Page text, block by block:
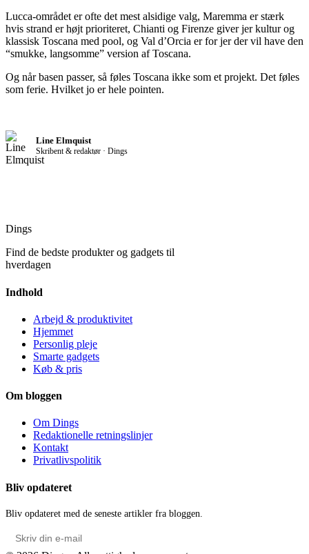
Lucca-området er ofte det mest alsidige valg, Maremma er stærk
hvis strand er højt prioriteret, Chianti og Firenze giver jer kultur og
klassisk Toscana med pool, og Val d’Orcia er for jer der vil have den
“smukke, langsomme” version af Toscana.
Og når basen passer, så føles Toscana ikke som et projekt. Det føles
som ferie. Hvilket jo er hele pointen.
Line Elmquist
Skribent & redaktør · Dings
Dings
Find de bedste produkter og gadgets til
hverdagen
Indhold
Arbejd & produktivitet
Hjemmet
Personlig pleje
Smarte gadgets
Køb & pris
Om bloggen
Om Dings
Redaktionelle retningslinjer
Kontakt
Privatlivspolitik
Bliv opdateret
Bliv opdateret med de seneste artikler fra bloggen.